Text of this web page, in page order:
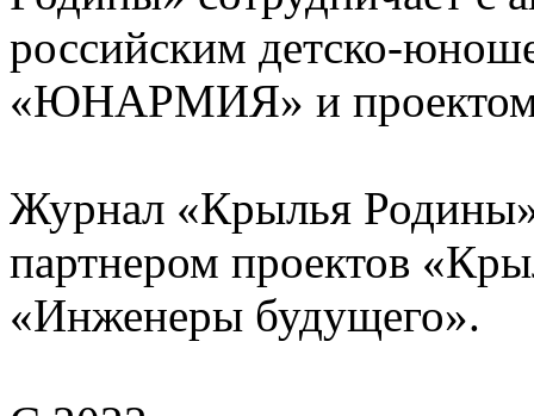
российским детско-
«ЮНАРМИЯ» и
Журнал «Крылья
партнером проектов
«Инженеры будущего».